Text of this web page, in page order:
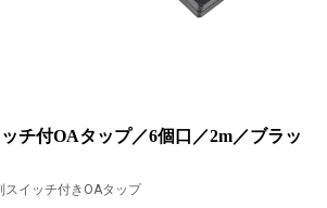
チ付OAタップ／6個口／2m／ブラッ
イッチ付きOAタップ